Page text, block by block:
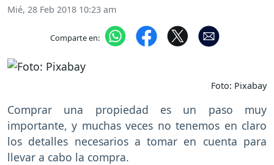
Mié, 28 Feb 2018 10:23 am
Comparte en:
Foto: Pixabay
Comprar una propiedad es un paso muy
importante, y muchas veces no tenemos en claro
los detalles necesarios a tomar en cuenta para
llevar a cabo la compra.